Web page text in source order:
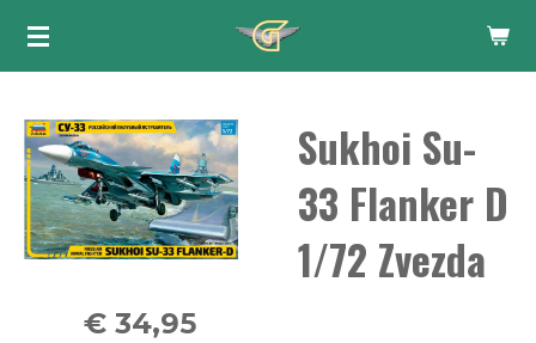
Ga
de
hoofdinhoud
Sukhoi Su-
33 Flanker D
1/72 Zvezda
€ 34,95